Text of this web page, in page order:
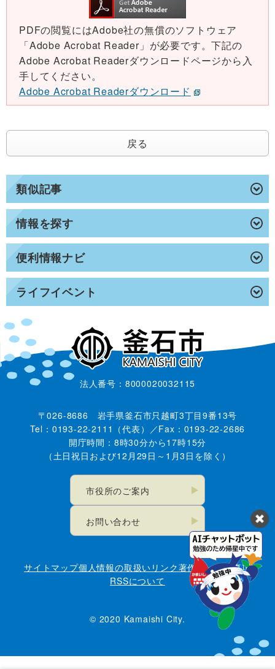
類似記事
情報を探す
便利情報ナビ
ライフイベント
PDFの閲覧にはAdobe社の無償のソフトウェア
「Adobe Acrobat Reader」が必要です。下記の
Adobe Acrobat Readerダウンロードページから入
手してください。
Adobe Acrobat Readerダウンロード
戻る
法人番号：8000020032115
〒026-8686 岩手県釜石市只越町3丁目9番13号
Tel：0193-22-2111（代表）／Fax：0193-22-2686
開庁時間：8時30分から17時15分
（土日祝日および12月29日～1月3日を除く）
市役所のご案内
お問い合わせ
サイトマップ個人情報の取扱い リンク著作権・免責事項
RSSについて
© 2020 Kamaishi City.